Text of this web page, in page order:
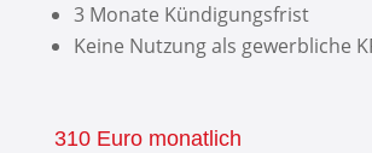
3 Monate Kündigungsfrist
Keine Nutzung als gewerbliche
310 Euro monatlich